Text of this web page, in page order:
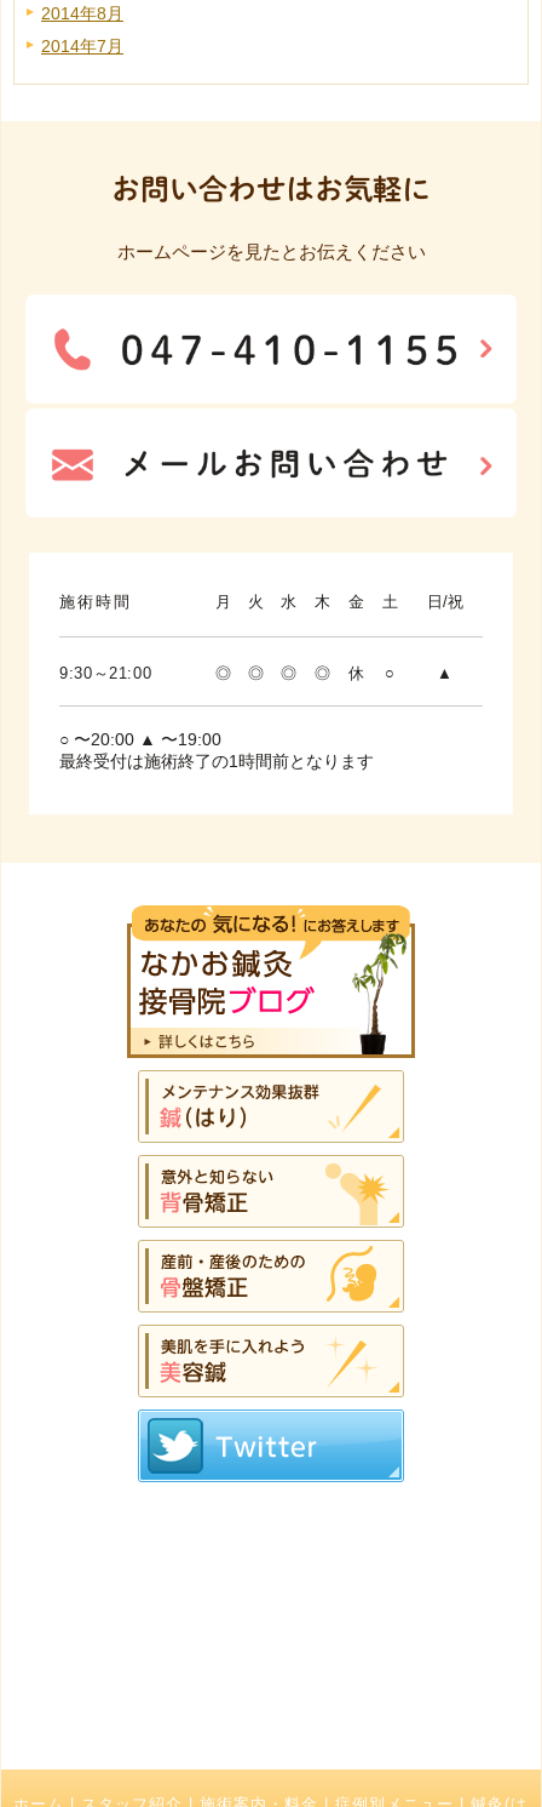
2014年8月
2014年7月
お問い合わせはお気軽に
ホームページを見たとお伝えください
施術時間 月 火 水 木 金 土 日/祝
9:30～21:00 ◎ ◎ ◎ ◎ 休 ○ ▲
○ 〜20:00 ▲ 〜19:00
最終受付は施術終了の1時間前となります